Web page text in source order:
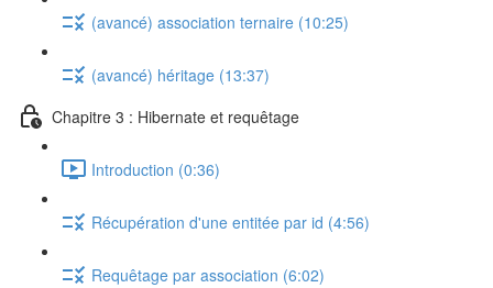
(avancé) association ternaire (10:25)
(avancé) héritage (13:37)
Chapitre 3 : Hibernate et requêtage
Introduction (0:36)
Récupération d'une entitée par id (4:56)
Requêtage par association (6:02)